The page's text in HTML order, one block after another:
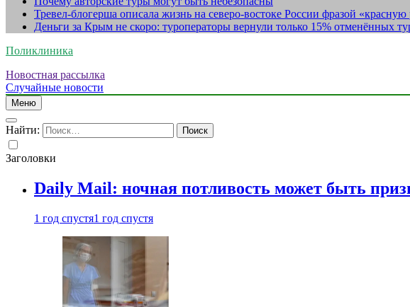
Тревел-блогерша описала жизнь на северо-востоке России фразой
Деньги за Крым не скоро: туроператоры вернули только 15% отменённых
Поликлиника
Новостная рассылка
Случайные новости
Меню
Найти:
Заголовки
Daily Mail: ночная потливость может быть
1 год спустя1 год спустя